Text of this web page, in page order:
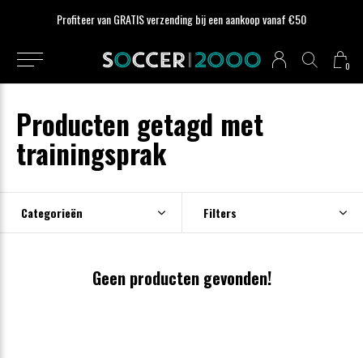
0
Profiteer van GRATIS verzending bij een aankoop vanaf €50
Producten getagd met
trainingsprak
Categorieën Filters
Geen producten gevonden!